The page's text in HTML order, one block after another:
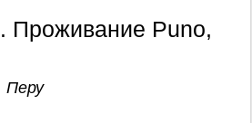
Проживание Puno,
Перу